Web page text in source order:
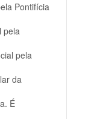
Pontifícia
pela
pela
da
É